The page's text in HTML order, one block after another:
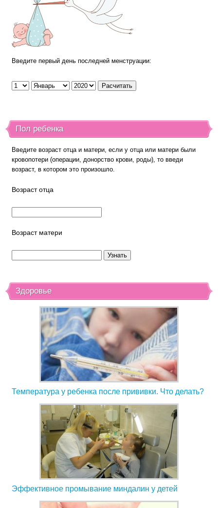
Введите первый день последней менструации:
Пол ребенка
Введите возраст отца и матери, если у отца или матери были
кровопотери (операции, донорство крови, роды), то введи
возраст, в котором это произошло.
Возраст отца
Возраст матери
Здоровье
Температура у ребенка после прививки. Что делать?
Эффективное промывание миндалин у детей